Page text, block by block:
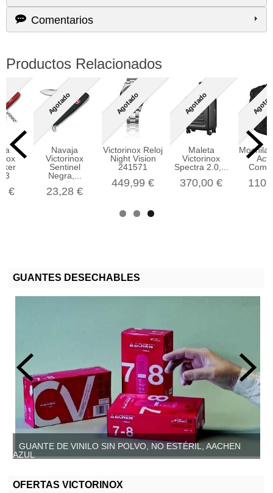
GUANTES DESECHABLES
GUANTE DE VINILO SIN POLVO, NO ESTÉRIL, AACHEN
AZUL
OFERTAS VICTORINOX
Comentarios
Productos Relacionados
€
Agotado
Navaja
Victorinox
Sentinel
Negra,...
23,28 €
Agotado
Victorinox Reloj
Night Vision
241571
449,99 €
Agotado
Maleta
Victorinox
Spectra 2.0,...
370,00 €
Mochila